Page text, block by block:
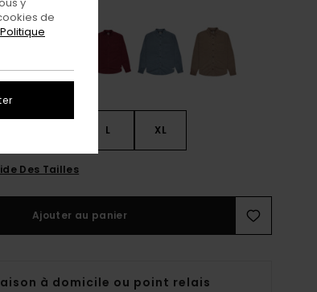
L XL
Des Tailles
Ajouter au panier
à domicile ou point relais
de
Politique